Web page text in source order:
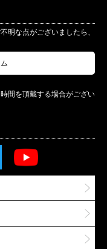
明な点がございましたら、
間を頂戴する場合がござい